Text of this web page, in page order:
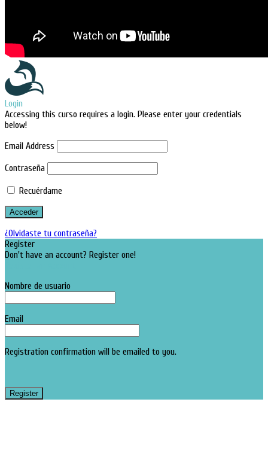
Login
Accessing this curso requires a login. Please enter your credentials
below!
Email Address
Contraseña
Recuérdame
¿Olvidaste tu contraseña?
Register
Don't have an account? Register one!
Nombre de usuario
Email
Registration confirmation will be emailed to you.